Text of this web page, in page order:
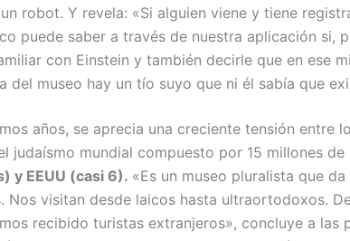
robot. Y revela: «Si alguien viene y tiene
puede saber a través de nuestra aplicación si,
con Einstein y también decirle que en ese
del museo hay un tío suyo que ni él sabía que
años, se aprecia una creciente tensión entre
judaísmo mundial compuesto por 15 millones de
y EEUU (casi 6). «Es un museo pluralista que
Nos visitan desde laicos hasta ultraortodoxos.
recibido turistas extranjeros», concluye a las